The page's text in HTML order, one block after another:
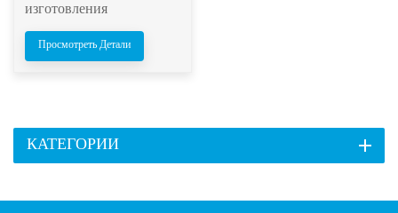
изготовления
кирпичных блоков
используется для
придания глине или
которая затем
Просмотреть Детали
КАТЕГОРИИ